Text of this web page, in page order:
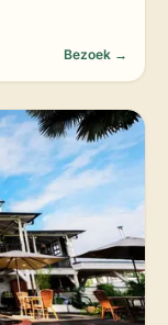
Bezoek →